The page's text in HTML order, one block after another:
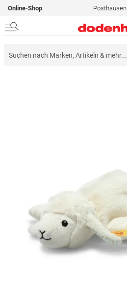
Online-Shop Posthausen